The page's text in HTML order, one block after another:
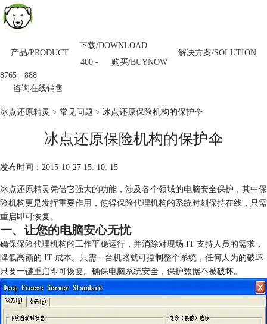
产品/PRODUCT 解决方案/SOLUTION
下载/DOWNLOAD
购买/BUYNOW
400 -
8765 - 888
咨询在线销售
冰点还原精灵 > 常见问题 > 冰点还原保险机构的保护伞
冰点还原保险机构的保护伞
发布时间：2015-10-27 15: 10: 15
冰点还原精灵凭借它强大的功能，涉及各个领域的电脑安全保护，其中保
险机构更是发挥重要作用，使得保险代理机构的系统时刻保持在线，只需
重启即可恢复。
一、让您的电脑安心无忧
确保保险代理机构的工作平稳运行，并消除对现场 IT 支持人员的需求，
降低高额的 IT 成本。只需一台机器就可控制整个系统，任何人为的破坏
只要一键重启即可恢复。确保电脑系统安全，保护数据不被破坏。